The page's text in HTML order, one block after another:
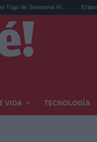
Sonorama Ri... Eclipse solar
VIDA TECNOLOGÍA